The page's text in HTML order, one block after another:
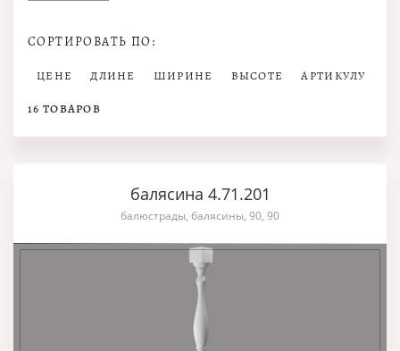
СОРТИРОВАТЬ ПО:
ЦЕНЕ ДЛИНЕ ШИРИНЕ ВЫСОТЕ АРТИКУЛУ
16 ТОВАРОВ
балясина 4.71.201
балюстрады, балясины, 90, 90